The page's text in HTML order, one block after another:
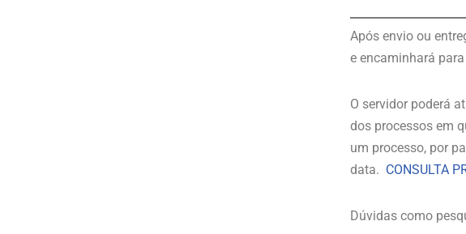
Após envio ou
e encaminhará
O servidor poderá
dos processos em
um processo, por
data. CONSULTA
Dúvidas como